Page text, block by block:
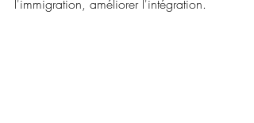
l'immigration, améliorer l'intégration.